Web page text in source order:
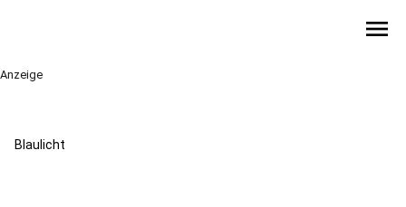
menu
Anzeige
Blaulicht